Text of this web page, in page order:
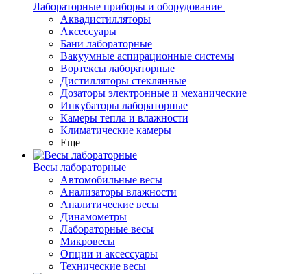
Лабораторные приборы и оборудование
Аквадистилляторы
Аксессуары
Бани лабораторные
Вакуумные аспирационные системы
Вортексы лабораторные
Дистилляторы стеклянные
Дозаторы электронные и механические
Инкубаторы лабораторные
Камеры тепла и влажности
Климатические камеры
Еще
Весы лабораторные
Автомобильные весы
Анализаторы влажности
Аналитические весы
Динамометры
Лабораторные весы
Микровесы
Опции и аксессуары
Технические весы